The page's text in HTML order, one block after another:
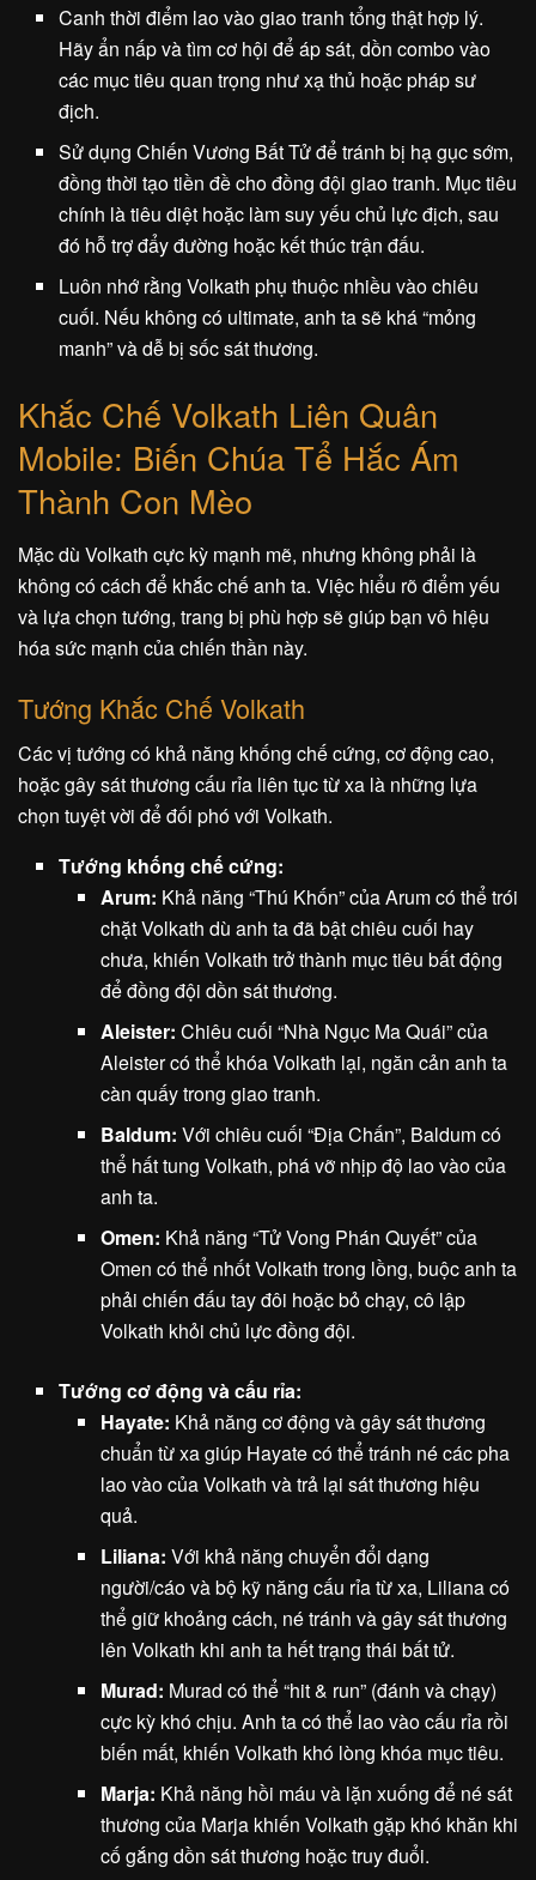
Canh thời điểm lao vào giao tranh tổng thật hợp lý.
Hãy ẩn nấp và tìm cơ hội để áp sát, dồn combo vào
các mục tiêu quan trọng như xạ thủ hoặc pháp sư
địch.
Sử dụng Chiến Vương Bất Tử để tránh bị hạ gục sớm,
đồng thời tạo tiền đề cho đồng đội giao tranh. Mục tiêu
chính là tiêu diệt hoặc làm suy yếu chủ lực địch, sau
đó hỗ trợ đẩy đường hoặc kết thúc trận đấu.
Luôn nhớ rằng Volkath phụ thuộc nhiều vào chiêu
cuối. Nếu không có ultimate, anh ta sẽ khá “mỏng
manh” và dễ bị sốc sát thương.
Khắc Chế Volkath Liên Quân
Mobile: Biến Chúa Tể Hắc Ám
Thành Con Mèo
Mặc dù Volkath cực kỳ mạnh mẽ, nhưng không phải là
không có cách để khắc chế anh ta. Việc hiểu rõ điểm yếu
và lựa chọn tướng, trang bị phù hợp sẽ giúp bạn vô hiệu
hóa sức mạnh của chiến thần này.
Tướng Khắc Chế Volkath
Các vị tướng có khả năng khống chế cứng, cơ động cao,
hoặc gây sát thương cấu rỉa liên tục từ xa là những lựa
chọn tuyệt vời để đối phó với Volkath.
Tướng khống chế cứng:
Arum: Khả năng “Thú Khốn” của Arum có thể trói
chặt Volkath dù anh ta đã bật chiêu cuối hay
chưa, khiến Volkath trở thành mục tiêu bất động
để đồng đội dồn sát thương.
Aleister: Chiêu cuối “Nhà Ngục Ma Quái” của
Aleister có thể khóa Volkath lại, ngăn cản anh ta
càn quấy trong giao tranh.
Baldum: Với chiêu cuối “Địa Chấn”, Baldum có
thể hất tung Volkath, phá vỡ nhịp độ lao vào của
anh ta.
Omen: Khả năng “Tử Vong Phán Quyết” của
Omen có thể nhốt Volkath trong lồng, buộc anh ta
phải chiến đấu tay đôi hoặc bỏ chạy, cô lập
Volkath khỏi chủ lực đồng đội.
Tướng cơ động và cấu rỉa:
Hayate: Khả năng cơ động và gây sát thương
chuẩn từ xa giúp Hayate có thể tránh né các pha
lao vào của Volkath và trả lại sát thương hiệu
quả.
Liliana: Với khả năng chuyển đổi dạng
người/cáo và bộ kỹ năng cấu rỉa từ xa, Liliana có
thể giữ khoảng cách, né tránh và gây sát thương
lên Volkath khi anh ta hết trạng thái bất tử.
Murad: Murad có thể “hit & run” (đánh và chạy)
cực kỳ khó chịu. Anh ta có thể lao vào cấu rỉa rồi
biến mất, khiến Volkath khó lòng khóa mục tiêu.
Marja: Khả năng hồi máu và lặn xuống để né sát
thương của Marja khiến Volkath gặp khó khăn khi
cố gắng dồn sát thương hoặc truy đuổi.